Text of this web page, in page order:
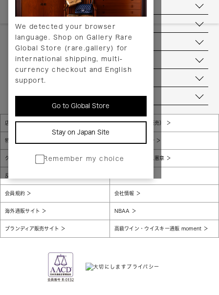
We detected your browser
language. Shop on Gallery Rare
Global Store (rare.gallery) for
international shipping, multi-
currency checkout and English
support.
Go to Global Store
Stay on Japan Site
Remember my choice
送料について
返品について
ヘルプ
お問い合わせ
当店について
店舗一覧 販売規約（店頭販売）
特定商取引法に基づく表示 個人情報保護方針
グローバルプライバシーポリシー コンプライアンス憲章
反社会的勢力に対する基本方針
会員規約 会社情報
海外通販サイト NBAA
ブランディア販売サイト 高級ワイン・ウイスキー通販 moment